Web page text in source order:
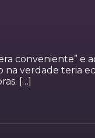
conveniente” e
verdade teria
[…]